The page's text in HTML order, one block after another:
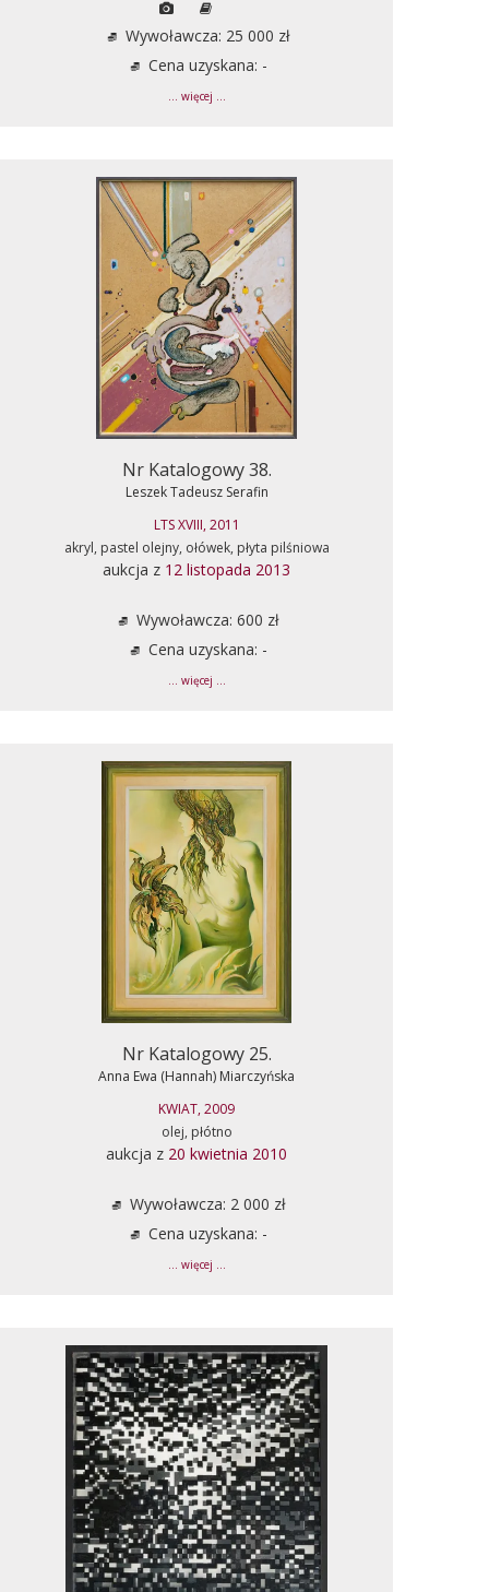
Wywoławcza: 25 000 zł
Cena uzyskana: -
... więcej ...
Nr Katalogowy 38.
Leszek Tadeusz Serafin
LTS XVIII, 2011
akryl, pastel olejny, ołówek, płyta pilśniowa
aukcja z 12 listopada 2013
Wywoławcza: 600 zł
Cena uzyskana: -
... więcej ...
Nr Katalogowy 25.
Anna Ewa (Hannah) Miarczyńska
KWIAT, 2009
olej, płótno
aukcja z 20 kwietnia 2010
Wywoławcza: 2 000 zł
Cena uzyskana: -
... więcej ...